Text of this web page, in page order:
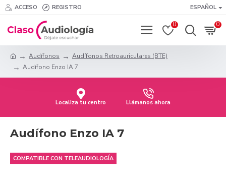
ACCESO REGISTRO ESPAÑOL
0 0
Audífonos
Audífonos Retroauriculares (BTE)
Audífono Enzo IA 7
Localiza tu centro Llámanos ahora
Audífono Enzo IA 7
COMPATIBLE CON TELEAUDIOLOGÍA